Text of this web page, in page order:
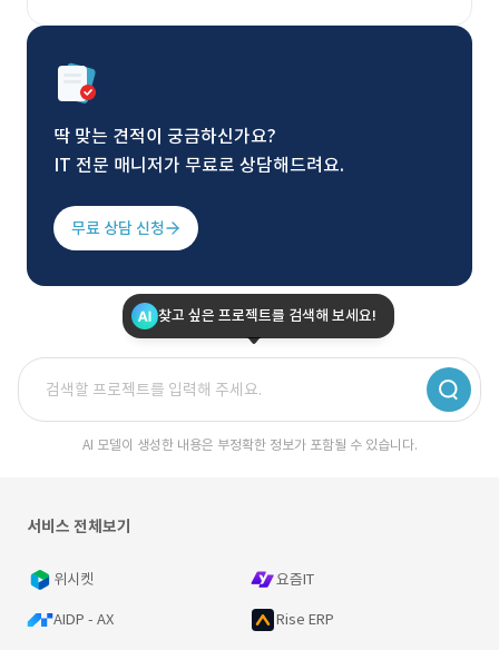
딱 맞는 견적이 궁금하신가요?
IT 전문 매니저가 무료로 상담해드려요.
무료 상담 신청
찾고 싶은 프로젝트를 검색해 보세요!
AI 모델이 생성한 내용은 부정확한 정보가 포함될 수 있습니다.
서비스 전체보기
위시켓 요즘IT
AIDP - AX Rise ERP